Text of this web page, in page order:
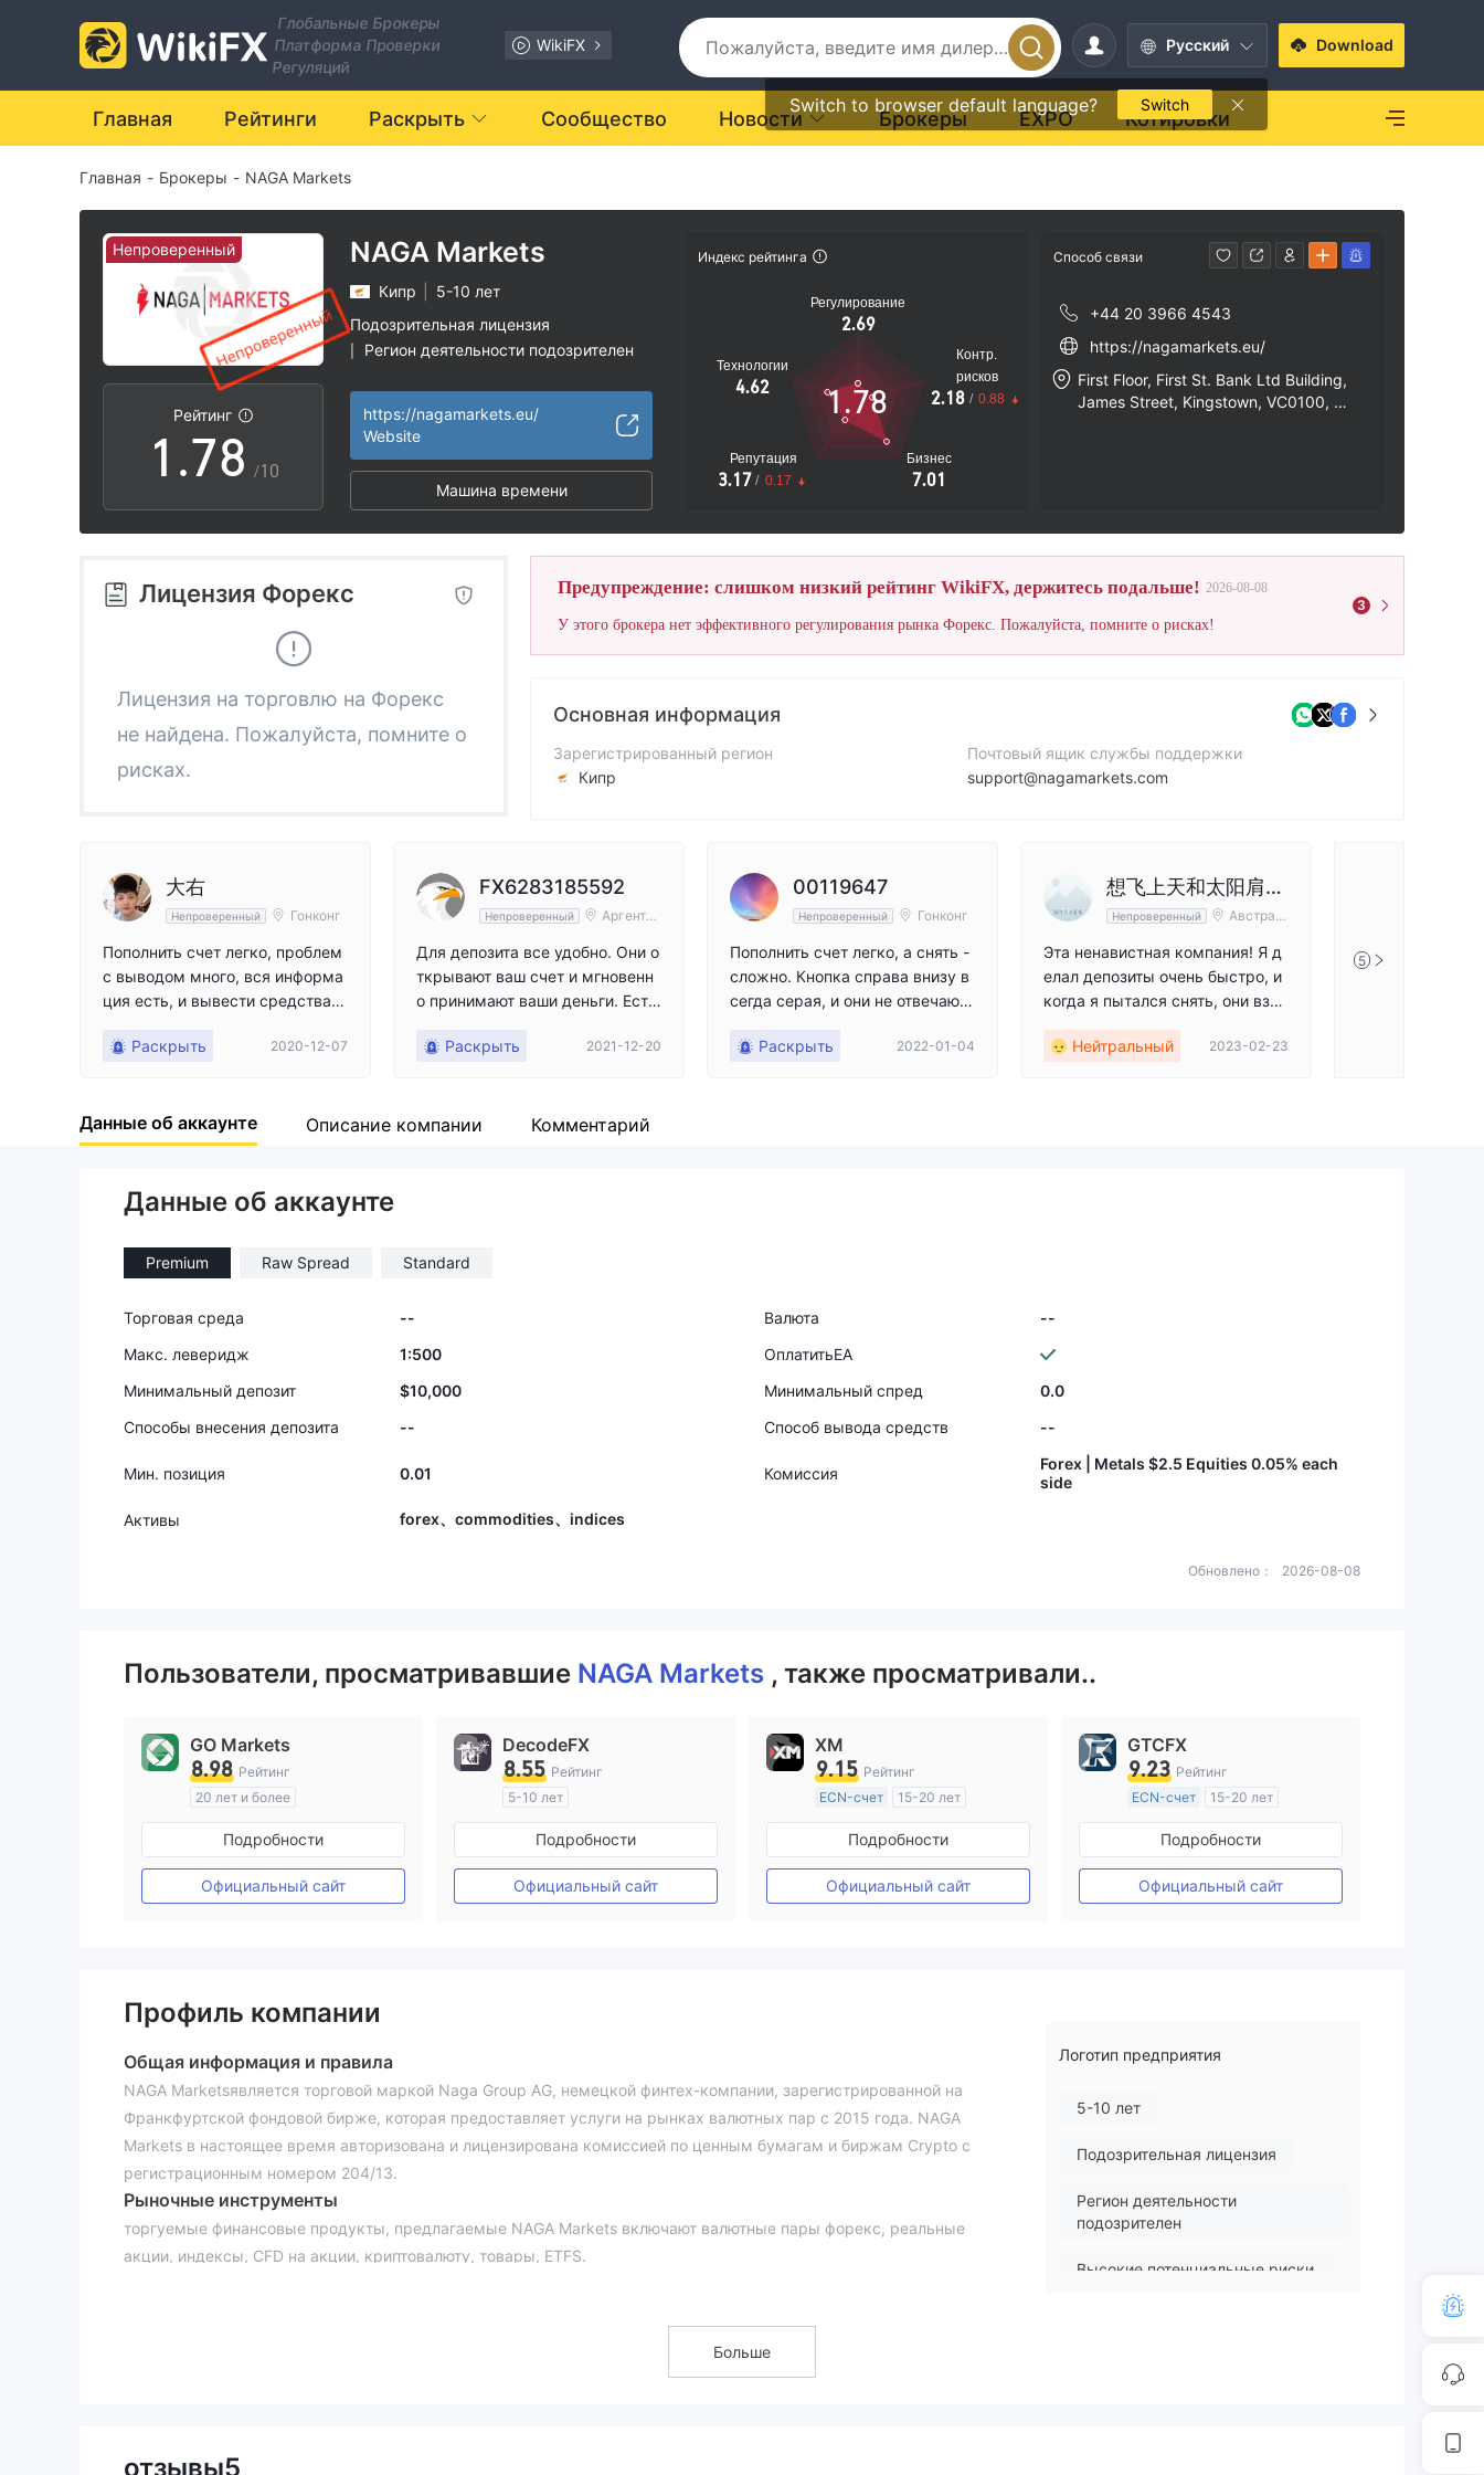
Глобальные Брокеры
Платформа Проверки
Регуляций
WikiFX Pусский
Switch to browser default language? Switch
Download
Главная Рейтинги Раскрыть Сообщество Новости Брокеры EXPO Котировки
Главная - Брокеры - NAGA Markets
Непроверенный
Рейтинг
0
1
2
3
5
6
8
9
.
1
2
3
4
5
6
7
8
9
2
3
4
5
6
7
8
9
/10
NAGA Markets
Кипр
5-10 лет
Подозрительная лицензия
Регион деятельности подозрителен
https://nagamarkets.eu/
Website
Машина времени
Индекс рейтинга
Регулирование
2.69
Технологии
4.62
Репутация
3.17 / 0.17
Бизнес
7.01
Контр.
рисков
2.18 / 0.88
1.78
Способ связи
+44 20 3966 4543
https://nagamarkets.eu/
First Floor, First St. Bank Ltd Building,
James Street, Kingstown, VC0100, Sa
Лицензия Форекс
Лицензия на торговлю на Форекс
не найдена. Пожалуйста, помните о
рисках.
Предупреждение: слишком низкий рейтинг WikiFX, держитесь подальше! 2026-08-08
У этого брокера нет эффективного регулирования рынка Форекс. Пожалуйста, помните о рисках!
3
Основная информация
Зарегистрированный регион
Кипр
Компания
NAGA Markets LTD
Почтовый ящик службы поддержки
support@nagamarkets.com
Сайт компании
https://nagamarkets.eu/
大右
Непроверенный Гонконг
Пополнить счет легко, проблем
с выводом много, вся информа
ция есть, и вывести средства н
Раскрыть
2020-12-07
FX6283185592
Непроверенный
Аргенти
Для депозита все удобно. Они о
ткрывают ваш счет и мгновенн
о принимают ваши деньги. Есть
просят у вас документы снова
ал деньги, и мне они кажутся в
дальше, я скоро сообщу в поли
Раскрыть 2021-12-20
00119647
Непроверенный Гонконг
Пополнить счет легко, а снять -
сложно. Кнопка справа внизу в
сегда серая, и они не отвечают
Раскрыть
2022-01-04
想飞上天和太阳肩并
肩
Непроверенный
Австрал
Эта ненавистная компания! Я д
елал депозиты очень быстро, и
когда я пытался снять, они взял
ю. Какое ограбление!
Нейтральный 2023-02-23
5
Данные об аккаунте Описание компании Комментарий
Данные об аккаунте
Premium Raw Spread Standard
Торговая среда -- Валюта
--
Макс. леверидж
1:500
ОплатитьEA
Минимальный депозит
$10,000 Минимальный спред
0.0
Способы внесения депозита
-- Способ вывода средств --
Мин. позиция 0.01 Комиссия
Forex | Metals $2.5 Equities 0.05% each
side
Активы
forex、commodities、indices
Обновлено： 2026-08-08
Пользователи, просматривавшие NAGA Markets , также просматривали..
GO Markets
8.98 Рейтинг
20 лет и более
Регулирование в Австралия
Маркет-Мейкинг (MM)
cTrader
Подробности
Официальный сайт
DecodeFX
8.55 Рейтинг
5-10 лет
Регулирование в Австралия
Маркет-Мейкинг (MM)
Основной стандарт MT4
Подробности
Официальный сайт
XM
9.15 Рейтинг
ECN-счет
15-20 лет
Регулирование в Австралия
Маркет-Мейкинг (MM)
Основной стандарт MT4
Подробности
Официальный сайт
GTCFX
9.23 Рейтинг
ECN-счет
15-20 лет
Регулирование в Соединенное Королевство
Маркет-Мейкинг (MM)
Основной стандарт MT4
Подробности
Официальный сайт
Профиль компании
Общая информация и правила
NAGA Marketsявляется торговой маркой Naga Group AG, немецкой финтех-компании, зарегистрированной на
Франкфуртской фондовой бирже, которая предоставляет услуги на рынках валютных пар с 2015 года. NAGA
Markets в настоящее время авторизована и лицензирована комиссией по ценным бумагам и биржам Crypto с
регистрационным номером 204/13.
Рыночные инструменты
торгуемые финансовые продукты, предлагаемые NAGA Markets включают валютные пары форекс, реальные
акции, индексы, CFD на акции, криптовалюту, товары, ETFS.
Логотип предприятия
5-10 лет
Подозрительная лицензия
Регион деятельности
подозрителен
Высокие потенциальные риски
Больше
отзывы5